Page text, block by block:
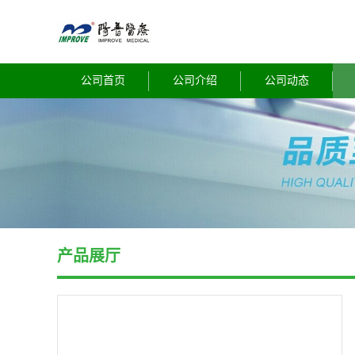
公司首页 公司介绍 公司动态
产品展厅